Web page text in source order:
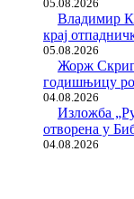
05.08.2026
Владимир
крај
05.08.2026
Жорж
годишњицу
04.08.2026
Изложба
отворена у
04.08.2026